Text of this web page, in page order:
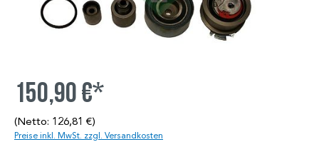
150,90 €*
(Netto: 126,81 €)
Preise inkl. MwSt. zzgl. Versandkosten